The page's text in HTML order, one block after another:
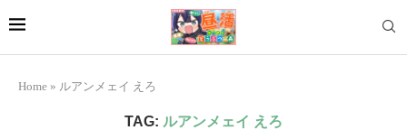
Home » ルアンメェイ えろ
TAG: ルアンメェイ えろ